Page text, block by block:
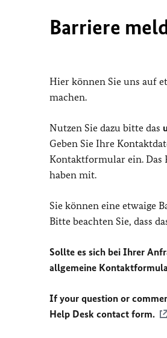
Barriere
Hier können Sie uns auf
machen.
Nutzen Sie dazu bitte das
Geben Sie Ihre
Kontaktformular ein. Das
haben mit.
Sie können eine etwaige
Bitte beachten Sie, dass
Sollte es sich bei Ihrer
allgemeine
If your question or
Help Desk contact form.